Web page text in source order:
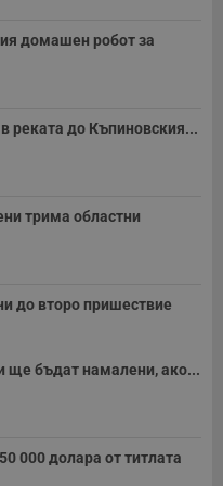
домашен робот за
реката до Къпиновския...
трима областни
до второ пришествие
ще бъдат намалени, ако...
000 долара от титлата